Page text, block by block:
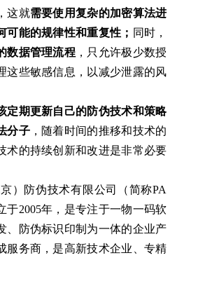
这就需要使用复杂的加密算法进
可能的规律性和重复性； 同时，
数据管理流程 ，只允许极少数授
这些敏感信息，以减少泄露的风
定期更新自己的防伪技术和策略
分子，随着时间的推移和技术的
术的持续创新和改进是非常必要
）防伪技术有限公司（简称PA
于2005年，是专注于一物一码软
、防伪标识印制为一体的企业产
服务商，是高新技术企业、专精